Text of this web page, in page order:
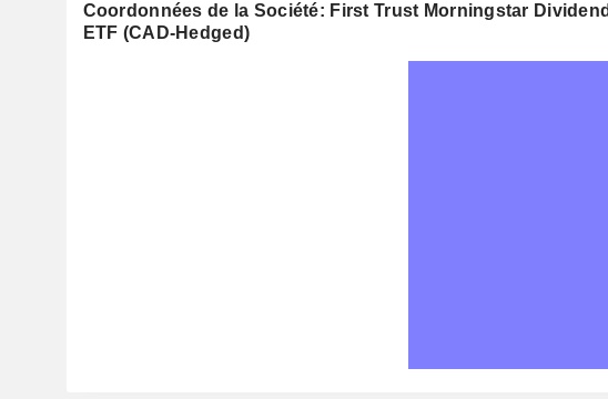
Coordonnées de la Société: First Trust Morningstar
ETF (CAD-Hedged)